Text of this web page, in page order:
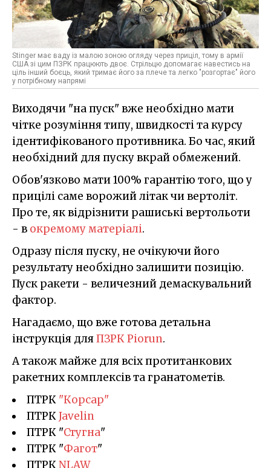
Stinger має ваду із малою зоною огляду через приціл, тому в армії
США зі цим ПЗРК працюють двоє. Стрільцю допомагає навестись на
ціль інший боєць, який тримає його за плече та легко "розгортає" його
у потрібному напрямі
Виходячи "на пуск" вже необхідно мати
чітке розуміння типу, швидкості та курсу
ідентифікованого противника. Бо час, який
необхідний для пуску вкрай обмежений.
Обов'язково мати 100% гарантію того, що у
прицілі саме ворожий літак чи вертоліт.
Про те, як відрізнити рашиські вертольоти
- в окремому матеріалі.
Одразу після пуску, не очікуючи його
результату необхідно залишити позицію.
Пуск ракети - величезний демаскувальний
фактор.
Нагадаємо, що вже готова детальна
інструкція дляПЗРК Piorun.
А також майже для всіх протитанкових
ракетних комплексів та гранатометів.
ПТРК "Корсар"
ПТРКJavelin
ПТРК "Стугна"
ПТРК "Фагот"
ПТРКNLAW